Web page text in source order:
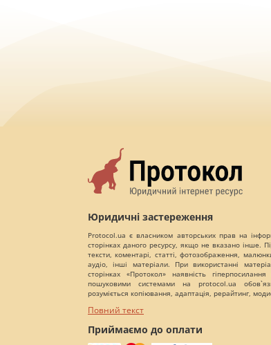
Юридичні застереження
Protocol.ua є власником авторських прав на
сторінках даного ресурсу, якщо не вказано інше.
тексти, коментарі, статті, фотозображення,
аудіо, інші матеріали. При використанні
сторінках «Протокол» наявність гіперпосилання
пошуковими системами на protocol.ua
розуміється копіювання, адаптація, рерайтинг,
Повний текст
Приймаємо до оплати